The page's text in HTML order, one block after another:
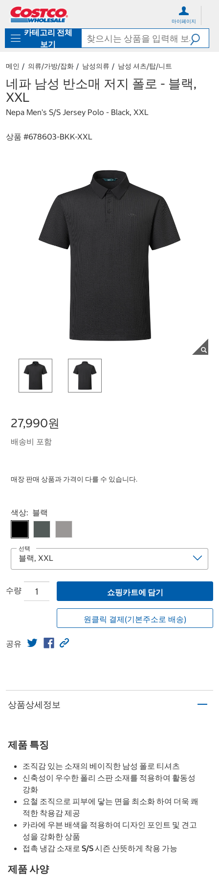
로
기
가
마이페이지
카테고리 전체
보기
메인 의류/가방/잡화 남성의류 남성 셔츠/탑/니트
네파 남성 반소매 저지 폴로 - 블랙,
XXL
Nepa Men's S/S Jersey Polo - Black, XXL
상품 #678603-BKK-XXL
27,990원
배송비 포함
매장 판매 상품과 가격이 다를 수 있습니다.
Select product
색상: 블랙
선택
수량 쇼핑카트에 담기
원클릭 결제(기본주소로 배송)
공유
상품상세정보
제품 특징
조직감 있는 소재의 베이직한 남성 폴로 티셔츠
신축성이 우수한 폴리 스판 소재를 적용하여 활동성
강화
요철 조직으로 피부에 닿는 면을 최소화 하여 더욱 쾌
적한 착용감 제공
카라에 우븐 배색을 적용하여 디자인 포인트 및 견고
성을 강화한 상품
접촉 냉감 소재로 S/S 시즌 산뜻하게 착용 가능
제품 사양